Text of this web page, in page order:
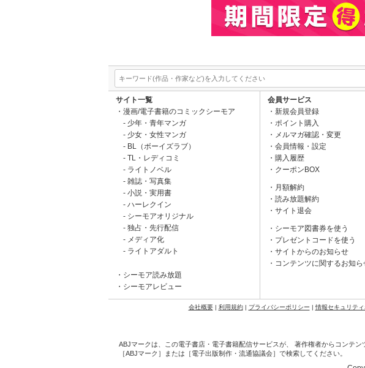
サイト一覧
漫画/電子書籍のコミックシーモア
少年・青年マンガ
少女・女性マンガ
BL（ボーイズラブ）
TL・レディコミ
ライトノベル
雑誌・写真集
小説・実用書
ハーレクイン
シーモアオリジナル
独占・先行配信
メディア化
ライトアダルト
シーモア読み放題
シーモアレビュー
会員サービス
新規会員登録
ポイント購入
メルマガ確認・変更
会員情報・設定
購入履歴
クーポンBOX
月額解約
読み放題解約
サイト退会
シーモア図書券を使う
プレゼントコードを使う
サイトからのお知らせ
コンテンツに関するお知ら
会社概要| 利用規約| プライバシーポリシー | 情報セキュリテ
ABJマークは、この電子書店・電子書籍配信サービスが、 著作権者からコンテ
［ABJマーク］または［電子出版制作・流通協議会］で検索してください。